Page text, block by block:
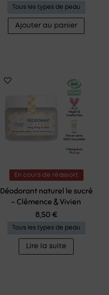
Tous les types de peau
Ajouter au panier
En cours de réassort
Déodorant naturel le sucré
– Clémence & Vivien
8,50 €
Tous les types de peau
Lire la suite